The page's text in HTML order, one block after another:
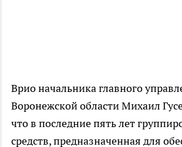
Врио начальника главного
Воронежской области Михаил
что в последние пять лет
средств, предназначенная для